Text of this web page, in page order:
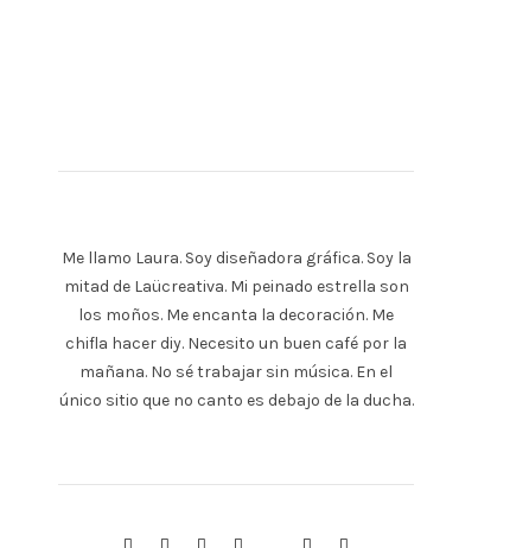
Me llamo Laura. Soy diseñadora gráfica. Soy la
mitad de Laücreativa. Mi peinado estrella son
los moños. Me encanta la decoración. Me
chifla hacer diy. Necesito un buen café por la
mañana. No sé trabajar sin música. En el
único sitio que no canto es debajo de la ducha.